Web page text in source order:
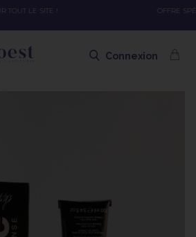
! SOIN HYDRATANT + SPRAY + SHAMPOING =
Connexion